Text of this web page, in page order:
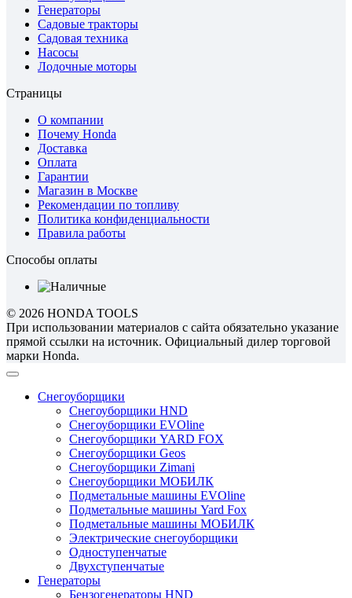
Генераторы
Садовые тракторы
Садовая техника
Насосы
Лодочные моторы
Страницы
О компании
Почему Honda
Доставка
Оплата
Гарантии
Магазин в Москве
Рекомендации по топливу
Политика конфиденциальности
Правила работы
Способы оплаты
© 2026 HONDA TOOLS
При использовании материалов с сайта обязательно указание
прямой ссылки на источник. Официальный дилер торговой
марки Honda.
Снегоуборщики
Снегоуборщики HND
Снегоуборщики EVOline
Снегоуборщики YARD FOX
Снегоуборщики Geos
Снегоуборщики Zimani
Снегоуборщики МОБИЛК
Подметальные машины EVOline
Подметальные машины Yard Fox
Подметальные машины МОБИЛК
Электрические снегоуборщики
Одноступенчатые
Двухступенчатые
Генераторы
Бензогенераторы HND